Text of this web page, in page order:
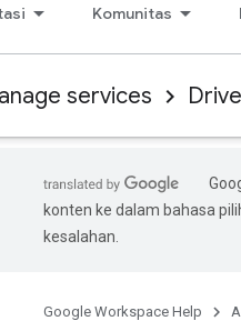
Komunitas
services
konten ke dalam bahasa
kesalahan.
Google Workspace Help